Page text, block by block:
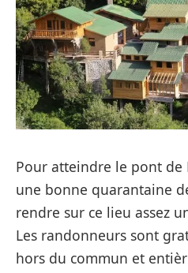
Pour atteindre le pont
une bonne quarantaine
rendre sur ce lieu assez
Les randonneurs sont
hors du commun et